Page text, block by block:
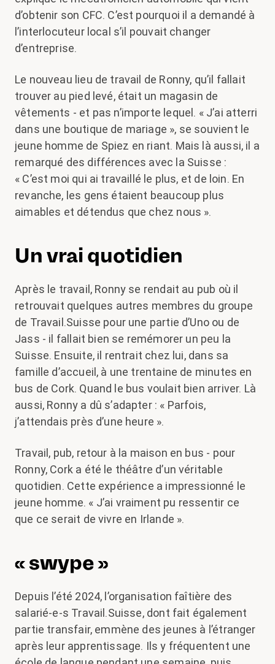
d’obtenir son CFC. C’est pourquoi il a demandé à
l’interlocuteur local s’il pouvait changer
d’entreprise.
Le nouveau lieu de travail de Ronny, qu’il fallait
trouver au pied levé, était un magasin de
vêtements - et pas n’importe lequel. « J’ai atterri
dans une boutique de mariage », se souvient le
jeune homme de Spiez en riant. Mais là aussi, il a
remarqué des différences avec la Suisse :
« C’est moi qui ai travaillé le plus, et de loin. En
revanche, les gens étaient beaucoup plus
aimables et détendus que chez nous ».
Un vrai quotidien
Après le travail, Ronny se rendait au pub où il
retrouvait quelques autres membres du groupe
de Travail.Suisse pour une partie d’Uno ou de
Jass - il fallait bien se remémorer un peu la
Suisse. Ensuite, il rentrait chez lui, dans sa
famille d’accueil, à une trentaine de minutes en
bus de Cork. Quand le bus voulait bien arriver. Là
aussi, Ronny a dû s’adapter : « Parfois,
j’attendais près d’une heure ».
Travail, pub, retour à la maison en bus - pour
Ronny, Cork a été le théâtre d’un véritable
quotidien. Cette expérience a impressionné le
jeune homme. « J’ai vraiment pu ressentir ce
que ce serait de vivre en Irlande ».
« swype »
Depuis l’été 2024, l’organisation faîtière des
salarié-e-s Travail.Suisse, dont fait également
partie transfair, emmène des jeunes à l’étranger
après leur apprentissage. Ils y fréquentent une